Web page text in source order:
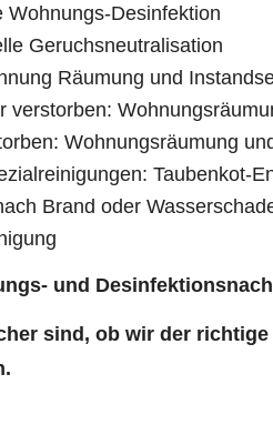
Wohnungs-Desinfektion
Geruchsneutralisation
Räumung und
verstorben:
Wohnungsräumung
Taubenkot-
Brand oder
und
sind, ob wir der